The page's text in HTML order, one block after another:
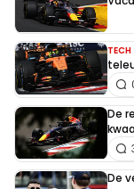
TECH
De
De